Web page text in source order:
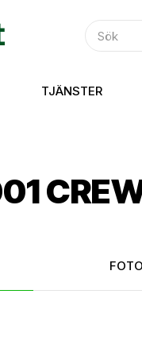
TJÄNSTER
FOTO